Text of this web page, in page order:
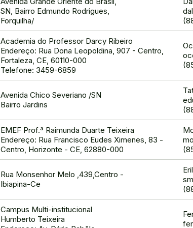
SN, Bairro Edmundo Rodrigues,
Forquilha/
Academia do Professor Darcy Ribeiro
Endereço: Rua Dona Leopoldina, 907 - Centro,
Fortaleza, CE, 60110-000
Telefone: 3459-6859
Avenida Chico Severiano /SN
Bairro Jardins
EMEF Prof.ª Raimunda Duarte Teixeira
Endereço: Rua Francisco Eudes Ximenes, 83 -
Centro, Horizonte - CE, 62880-000
Rua Monsenhor Melo ,439,Centro -
Ibiapina-Ce
Campus Multi-institucional
Humberto Teixeira